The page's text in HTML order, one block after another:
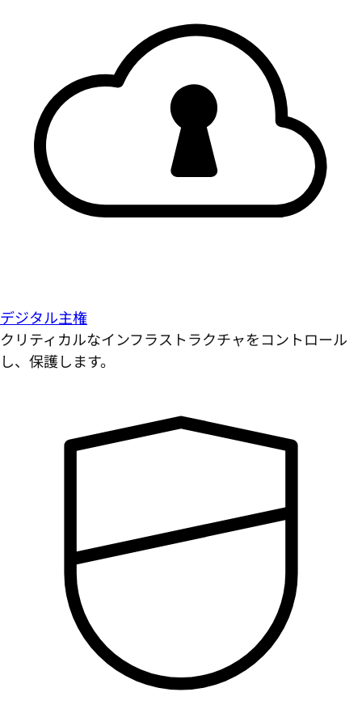
デジタル主権
クリティカルなインフラストラクチャをコントロール
し、保護します。